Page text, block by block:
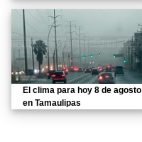
El clima para hoy 8 de agosto
en Tamaulipas